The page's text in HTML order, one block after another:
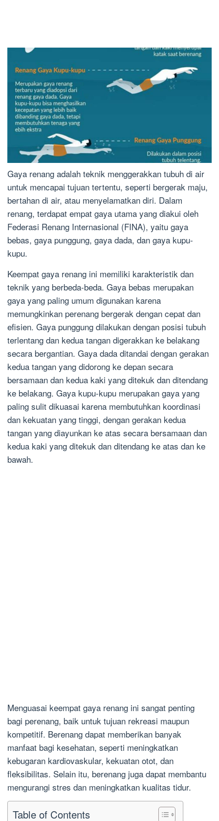
Gaya renang adalah teknik menggerakkan tubuh di air
untuk mencapai tujuan tertentu, seperti bergerak maju,
bertahan di air, atau menyelamatkan diri. Dalam
renang, terdapat empat gaya utama yang diakui oleh
Federasi Renang Internasional (FINA), yaitu gaya
bebas, gaya punggung, gaya dada, dan gaya kupu-
kupu.
Keempat gaya renang ini memiliki karakteristik dan
teknik yang berbeda-beda. Gaya bebas merupakan
gaya yang paling umum digunakan karena
memungkinkan perenang bergerak dengan cepat dan
efisien. Gaya punggung dilakukan dengan posisi tubuh
terlentang dan kedua tangan digerakkan ke belakang
secara bergantian. Gaya dada ditandai dengan gerakan
kedua tangan yang didorong ke depan secara
bersamaan dan kedua kaki yang ditekuk dan ditendang
ke belakang. Gaya kupu-kupu merupakan gaya yang
paling sulit dikuasai karena membutuhkan koordinasi
dan kekuatan yang tinggi, dengan gerakan kedua
tangan yang diayunkan ke atas secara bersamaan dan
kedua kaki yang ditekuk dan ditendang ke atas dan ke
bawah.
Menguasai keempat gaya renang ini sangat penting
bagi perenang, baik untuk tujuan rekreasi maupun
kompetitif. Berenang dapat memberikan banyak
manfaat bagi kesehatan, seperti meningkatkan
kebugaran kardiovaskular, kekuatan otot, dan
fleksibilitas. Selain itu, berenang juga dapat membantu
mengurangi stres dan meningkatkan kualitas tidur.
Table of Contents